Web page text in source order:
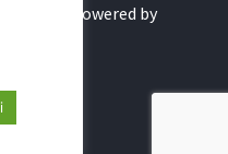
Powered by